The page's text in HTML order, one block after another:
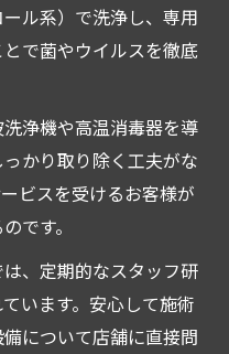
ル系）で洗浄し、専用
で菌やウイルスを徹底
浄機や高温消毒器を導
かり取り除く工夫がな
ビスを受けるお客様が
です。
、定期的なスタッフ研
います。安心して施術
について店舗に直接問